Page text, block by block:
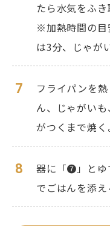
たら水気をふき
※加熱時間の目
は3分、じゃが
7
フライパンを
ん、じゃがい
がつくまで焼く
8
器に「❼」とゆ
でごはんを添え